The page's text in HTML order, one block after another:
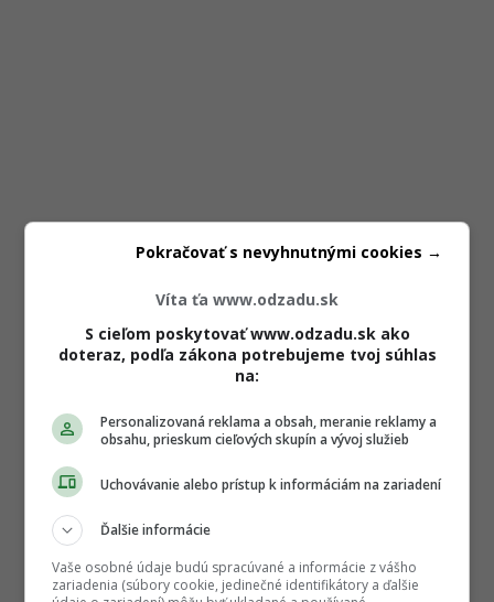
Víta ťa www.odzadu.sk
S cieľom poskytovať www.odzadu.sk ako
doteraz, podľa zákona potrebujeme tvoj súhlas
na:
Personalizovaná reklama a obsah, meranie reklamy a
obsahu, prieskum cieľových skupín a vývoj služieb
Uchovávanie alebo prístup k informáciám na zariadení
Ďalšie informácie
Vaše osobné údaje budú spracúvané a informácie z vášho
zariadenia (súbory cookie, jedinečné identifikátory a ďalšie
Pokračovať s nevyhnutnými cookies →